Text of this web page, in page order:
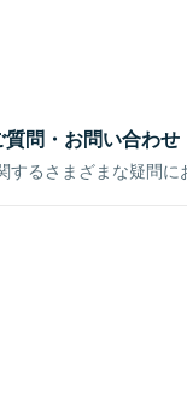
質問・お問い合わせ
するさまざまな疑問に